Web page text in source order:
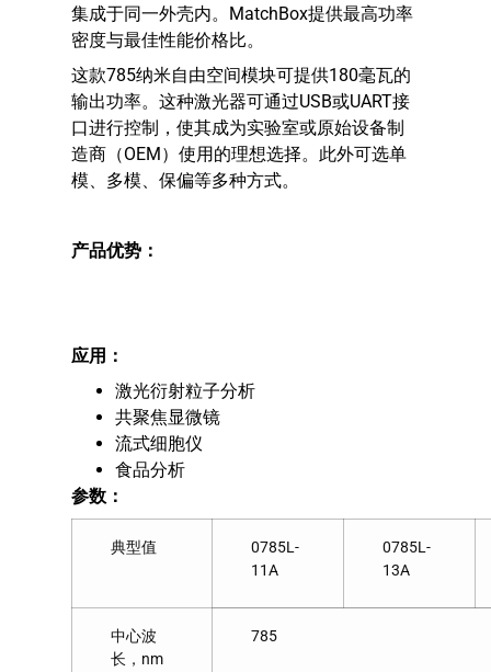
集成于同一外壳内。MatchBox提供最高功率
密度与最佳性能价格比。
这款785纳米自由空间模块可提供180毫瓦的
输出功率。这种激光器可通过USB或UART接
口进行控制，使其成为实验室或原始设备制
造商（OEM）使用的理想选择。此外可选单
模、多模、保偏等多种方式。
产品优势：
应用：
激光衍射粒子分析
共聚焦显微镜
流式细胞仪
食品分析
参数：
典型值
0785L-
11A
0785L-
13A
中心波
长，nm
785